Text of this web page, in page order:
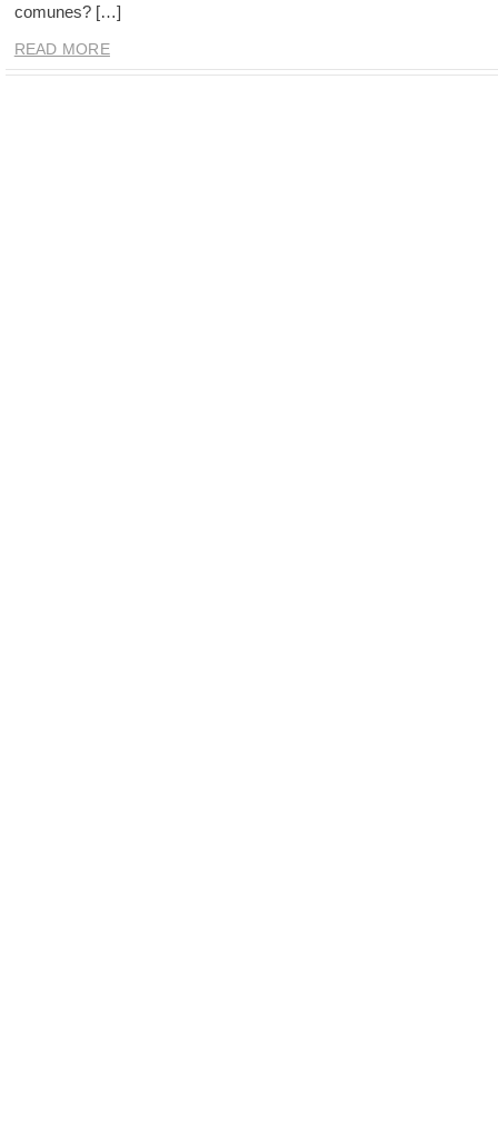
comunes? […]
READ MORE